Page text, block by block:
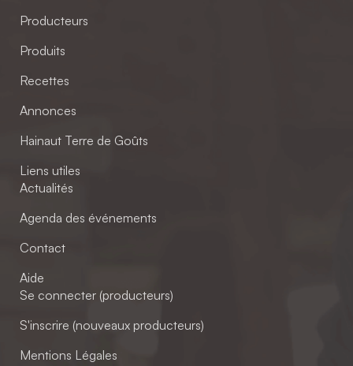
Producteurs
Produits
Recettes
Annonces
Hainaut Terre de Goûts
Liens utiles
Actualités
Agenda des événements
Contact
Aide
Se connecter (producteurs)
S'inscrire (nouveaux producteurs)
Mentions Légales